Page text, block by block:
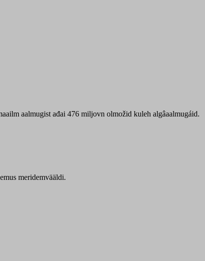
aalmugist ađai 476 miljovn olmožid kuleh algâaalmugáid.
meridemvääldi.